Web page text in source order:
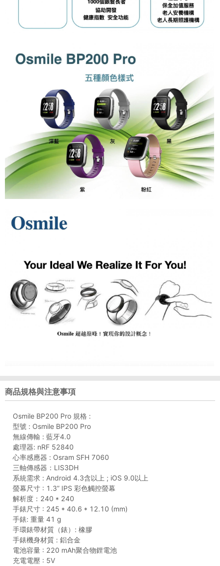
商品規格與注意事項
Osmile BP200 Pro 規格 :
型號 : Osmile BP200 Pro
無線傳輸 : 藍牙4.0
處理器: nRF 52840
心率感應器 : Osram SFH 7060
三軸傳感器：LIS3DH
系統需求 : Android 4.3含以上 ; iOS 9.0以上
螢幕尺寸 : 1.3” IPS 彩色觸控螢幕
解析度：240 * 240
手錶尺寸 : 245 * 40.6 * 12.10 (mm)
手錶: 重量 41 g
手環錶帶材質（錶）: 橡膠
手錶機身材質 : 鋁合金
電池容量 : 220 mAh聚合物鋰電池
充電電壓 : 5V